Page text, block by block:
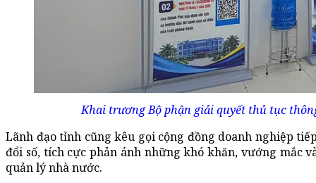
Khai trương Bộ phận giải quyết thủ tục
Lãnh đạo tỉnh cũng kêu gọi cộng đồng doanh nghiệp
đổi số, tích cực phản ánh những khó khăn, vướng mắc
quản lý nhà nước.